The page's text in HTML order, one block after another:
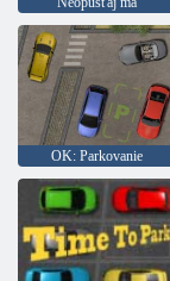
OK: Parkovanie